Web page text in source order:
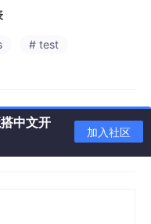
# test
中文开
加入社区